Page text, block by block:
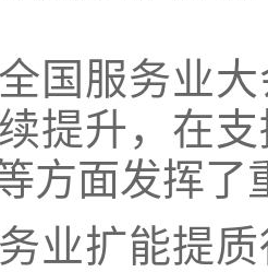
服务业大
提升，在
方面发挥了
扩能提质